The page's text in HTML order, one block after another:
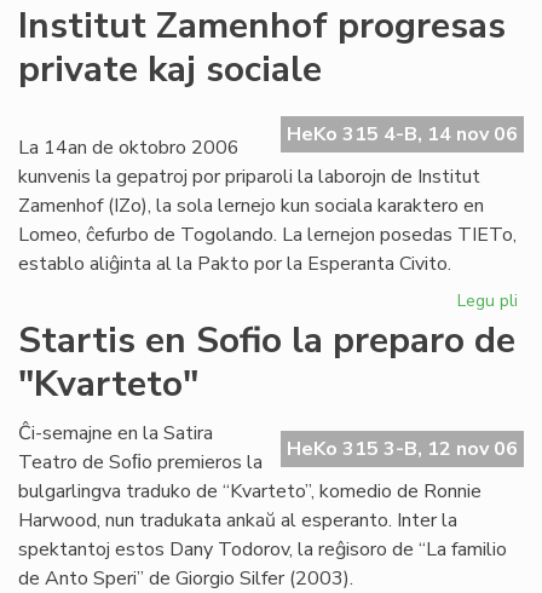
Institut Zamenhof progresas
private kaj sociale
HeKo 315 4-B, 14 nov 06
La 14an de oktobro 2006
kunvenis la gepatroj por priparoli la laborojn de Institut
Zamenhof (IZo), la sola lernejo kun sociala karaktero en
Lomeo, ĉefurbo de Togolando. La lernejon posedas TIETo,
establo aliĝinta al la Pakto por la Esperanta Civito.
Legu pli
kaj
Startis en Sofio la preparo de
"Kvarteto"
HeKo 315 3-B, 12 nov 06
Ĉi-semajne en la Satira
Teatro de Soﬁo premieros la
bulgarlingva traduko de “Kvarteto”, komedio de Ronnie
Harwood, nun tradukata ankaŭ al esperanto. Inter la
spektantoj estos Dany Todorov, la reĝisoro de “La familio
de Anto Speri” de Giorgio Silfer (2003).